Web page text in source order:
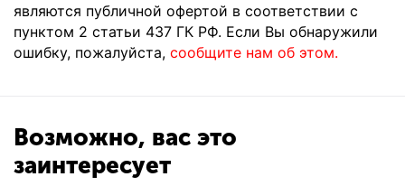
являются публичной офертой в соответствии с
пунктом 2 статьи 437 ГК РФ. Если Вы обнаружили
ошибку, пожалуйста, сообщите нам об этом.
Возможно, вас это
заинтересует